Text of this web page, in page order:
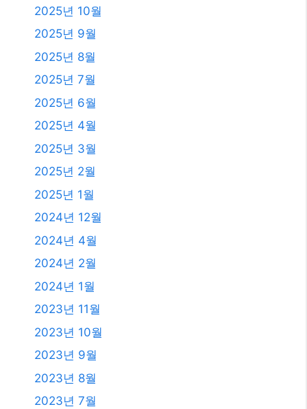
2025년 10월
2025년 9월
2025년 8월
2025년 7월
2025년 6월
2025년 4월
2025년 3월
2025년 2월
2025년 1월
2024년 12월
2024년 4월
2024년 2월
2024년 1월
2023년 11월
2023년 10월
2023년 9월
2023년 8월
2023년 7월